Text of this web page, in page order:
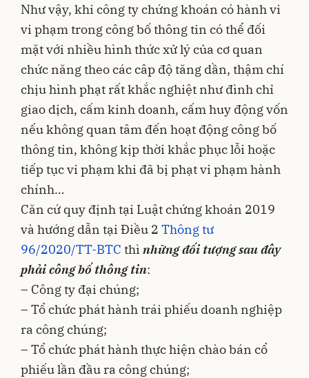
Như vậy, khi công ty chứng khoán có hành vi
vi phạm trong công bố thông tin có thể đối
mặt với nhiều hình thức xử lý của cơ quan
chức năng theo các câp độ tăng dần, thậm chí
chịu hình phạt rất khắc nghiệt như đình chỉ
giao dịch, cấm kinh doanh, cấm huy động vốn
nếu không quan tâm đến hoạt động công bố
thông tin, không kịp thời khắc phục lỗi hoặc
tiếp tục vi phạm khi đã bị phạt vi phạm hành
chính…
Căn cứ quy định tại Luật chứng khoán 2019
và hướng dẫn tại Điều 2 Thông tư
96/2020/TT-BTC thì những đối tượng sau đây
phải công bố thông tin:
– Công ty đại chúng;
– Tổ chức phát hành trái phiếu doanh nghiệp
ra công chúng;
– Tổ chức phát hành thực hiện chào bán cổ
phiếu lần đầu ra công chúng;